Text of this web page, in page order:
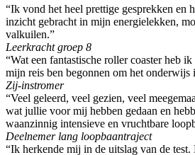
“Ik vond het heel prettige gesprekken en
inzicht gebracht in mijn energielekken,
valkuilen.”
Leerkracht groep 8
“Wat een fantastische roller coaster heb
mijn reis ben begonnen om het onderwijs
Zij-instromer
“Veel geleerd, veel gezien, veel
wat jullie voor mij hebben gedaan en
waanzinnig intensieve en vruchtbare
Deelnemer lang loopbaantraject
“Ik herkende mij in de uitslag van de